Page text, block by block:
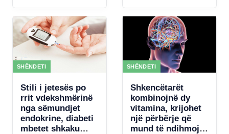
rezultateve
pajisje mjekësore,
qeveria akordon 4
mln € për
koncertin e Kanye
West
SHËNDETI
Stili i jetesës po
rrit vdekshmërinë
nga sëmundjet
endokrine, diabeti
mbetet shkaku
SHËNDETI
Shkencëtarët
kombinojnë dy
vitamina, krijohet
një përbërje që
mund të ndihmojë